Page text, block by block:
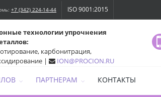
+7 (342) 224-14-44 ISO 9001:2015
технологии упрочнения
карбонитрация,
|
ION@PROCION.RU
ПАРТНЕРАМ КОНТАКТЫ